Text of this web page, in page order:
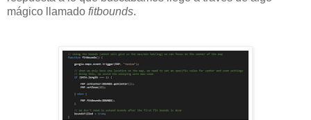
mágico llamado fitbounds.